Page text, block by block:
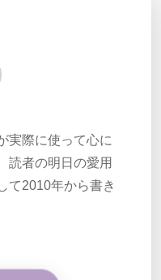
実際に使って心に
読者の明日の愛用
て2010年から書き